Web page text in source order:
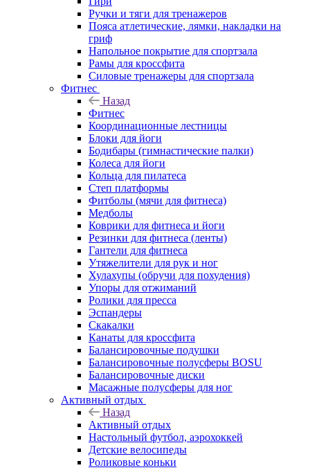
Ручки и тяги для тренажеров
Пояса атлетические, лямки, накладки на
гриф
Напольное покрытие для спортзала
Рамы для кроссфита
Силовые тренажеры для спортзала
Фитнес
Назад
Фитнес
Координационные лестницы
Блоки для йоги
Бодибары (гимнастические палки)
Колеса для йоги
Кольца для пилатеса
Степ платформы
Фитболы (мячи для фитнеса)
Медболы
Коврики для фитнеса и йоги
Резинки для фитнеса (ленты)
Гантели для фитнеса
Утяжелители для рук и ног
Хулахупы (обручи для похудения)
Упоры для отжиманий
Ролики для пресса
Эспандеры
Скакалки
Канаты для кроссфита
Балансировочные подушки
Балансировочные полусферы BOSU
Балансировочные диски
Масажные полусферы для ног
Активный отдых
Назад
Активный отдых
Настольный футбол, аэрохоккей
Детские велосипеды
Роликовые коньки